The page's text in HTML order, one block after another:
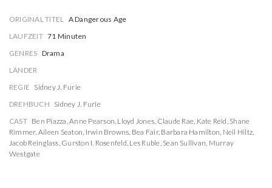
ORIGINAL TITEL A Dangerous Age
LAUFZEIT 71 Minuten
GENRES Drama
LÄNDER
REGIE Sidney J. Furie
DREHBUCH Sidney J. Furie
CAST Ben Piazza,Anne Pearson, Lloyd Jones, Claude Rae, Kate Reid, Shane
Rimmer, Aileen Seaton, Irwin Browns, Bea Fair, Barbara Hamilton, Neil Hiltz,
Jacob Reinglass, Gurston I. Rosenfeld, Les Ruble, Sean Sullivan, Murray
Westgate